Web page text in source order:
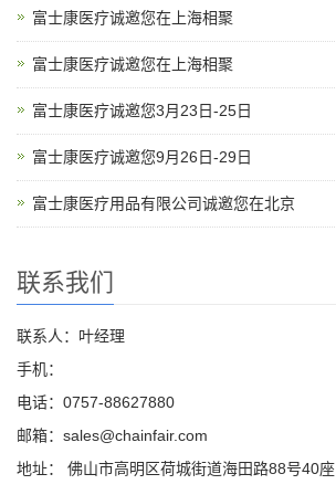
富士康医疗诚邀您在上海相聚
富士康医疗诚邀您在上海相聚
富士康医疗诚邀您3月23日-25日
富士康医疗诚邀您9月26日-29日
富士康医疗用品有限公司诚邀您在北京
联系我们
联系人：叶经理
手机：
电话：0757-88627880
邮箱：sales@chainfair.com
地址： 佛山市高明区荷城街道海田路88号40座